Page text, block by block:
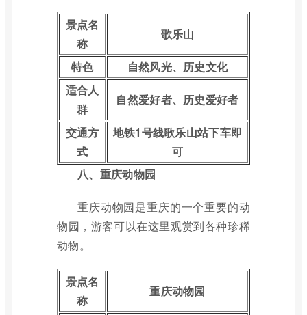
景点名
称
歌乐山
特色
自然风光、历史文化
适合人
群
自然爱好者、历史爱好者
交通方
式
地铁1号线歌乐山站下车即
可
八、重庆动物园
重庆动物园是重庆的一个重要的动
物园，游客可以在这里观赏到各种珍稀
动物。
景点名
称
重庆动物园